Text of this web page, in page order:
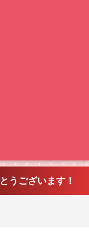
うございます！